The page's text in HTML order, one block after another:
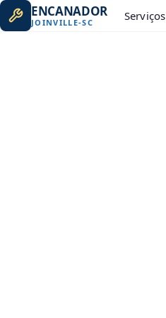
ENCANADOR
JOINVILLE-SC Serviços